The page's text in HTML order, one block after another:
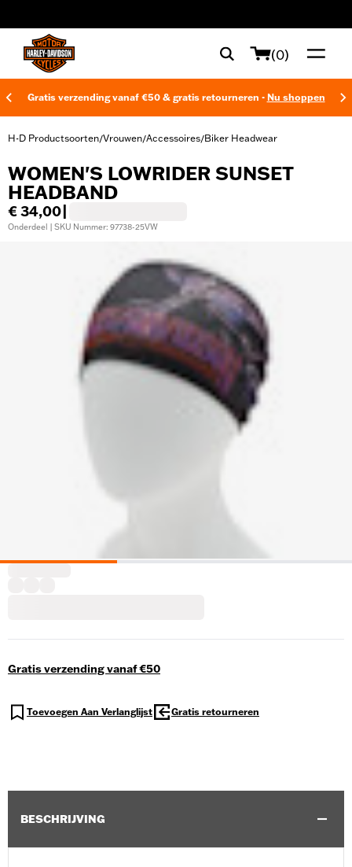
(0)
Gratis verzending vanaf €50 & gratis retourneren - Nu shoppen
H-D Productsoorten/Vrouwen/Accessoires/Biker Headwear
WOMEN'S LOWRIDER SUNSET
HEADBAND
€ 34,00
Onderdeel | SKU Nummer: 97738-25VW
Gratis verzending vanaf €50
Toevoegen Aan Verlanglijst Gratis retourneren
BESCHRIJVING